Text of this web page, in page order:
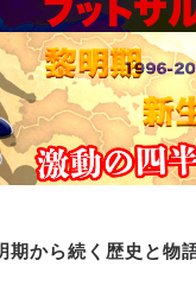
期から続く歴史と物